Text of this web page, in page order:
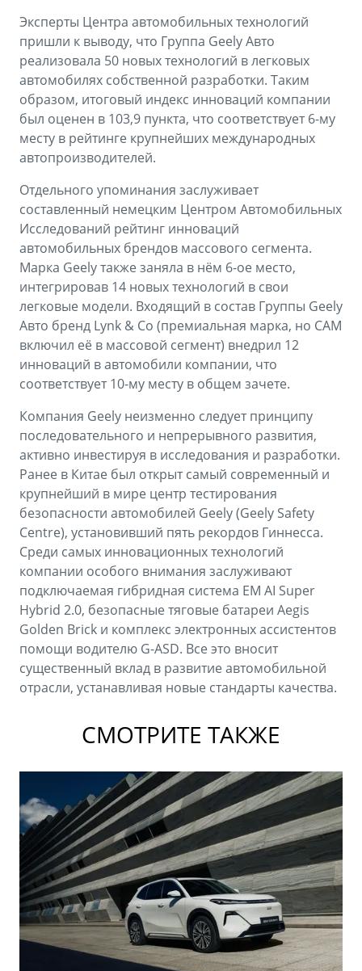
Эксперты Центра автомобильных технологий
пришли к выводу, что Группа Geely Aвто
реализовала 50 новых технологий в легковых
автомобилях собственной разработки. Таким
образом, итоговый индекс инноваций компании
был оценен в 103,9 пункта, что соответствует 6-му
месту в рейтинге крупнейших международных
автопроизводителей.
Отдельного упоминания заслуживает
составленный немецким Центром Автомобильных
Исследований рейтинг инноваций
автомобильных брендов массового сегмента.
Марка Geely также заняла в нём 6-ое место,
интегрировав 14 новых технологий в свои
легковые модели. Входящий в состав Группы Geely
Авто бренд Lynk & Co (премиальная марка, но САМ
включил её в массовой сегмент) внедрил 12
инноваций в автомобили компании, что
соответствует 10-му месту в общем зачете.
Компания Geely неизменно следует принципу
последовательного и непрерывного развития,
активно инвестируя в исследования и разработки.
Ранее в Китае был открыт самый современный и
крупнейший в мире центр тестирования
безопасности автомобилей Geely (Geely Safety
Centre), установивший пять рекордов Гиннесса.
Среди самых инновационных технологий
компании особого внимания заслуживают
подключаемая гибридная система EM AI Super
Hybrid 2.0, безопасные тяговые батареи Aegis
Golden Brick и комплекс электронных ассистентов
помощи водителю G-ASD. Все это вносит
существенный вклад в развитие автомобильной
отрасли, устанавливая новые стандарты качества.
СМОТРИТЕ ТАКЖЕ